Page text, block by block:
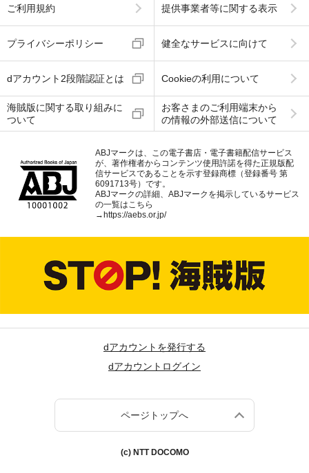
ご利用規約 提供事業者等に関する表示
プライバシーポリシー 健全なサービスに向けて
dアカウント2段階認証とは Cookieの利用について
海賊版に関する取り組みに
ついて
お客さまのご利用端末から
の情報の外部送信について
ABJマークは、この電子書店・電子書籍配信サービス
が、著作権者からコンテンツ使用許諾を得た正規版配
信サービスであることを示す登録商標（登録番号 第
6091713号）です。
ABJマークの詳細、ABJマークを掲示しているサービス
の一覧はこちら
→ https://aebs.or.jp/
dアカウントを発行する
dアカウントログイン
ページトップへ
(c) NTT DOCOMO